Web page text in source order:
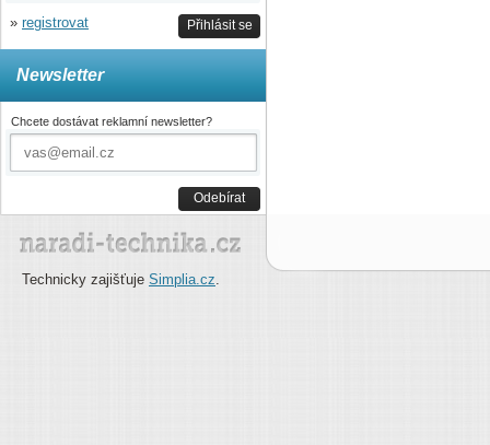
Přihlásit se
» registrovat
Newsletter
Chcete dostávat reklamní newsletter?
Odebírat
Technicky zajišťuje Simplia.cz.